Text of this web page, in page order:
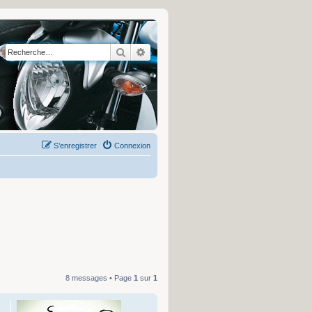
RechercherRecherche avancée
Connexion
S’enregistrer
8 messages • Page 1 sur 1